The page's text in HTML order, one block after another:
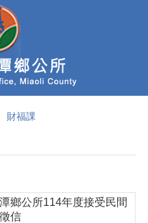
財福課
鄉公所114年度接受民間
信